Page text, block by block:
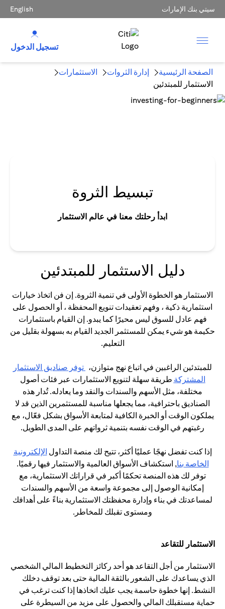
سيتي بنك الإمارات English
تسجيل الدخول
الصفحة الرئيسية إدارة الثروات
الاستثمارات
الاستثمار للمبتدئين
تبسيط الثروة
ابدأ رحلتك معنا في عالم الاستثمار
دليل الاستثمار للمبتدئين
الاستثمار هو الخطوة الأولى في تنمية الثروة. إن فن اتخاذ خيارات
استثمارية ذكية ، وفهم تعقيدات تنويع المحفظة ، أو الحصول على
فهم عادل للسوق ليس محيرًا كما يبدو. إن القيام باستثمارات
حكيمة هو شيء يمكن للمستثمر الجديد القيام به بسهولة بقليل من
التعليم.
للمبتدئين الراغبين في اتباع نهج متوازن، توفر صناديق الاستثمار
المشتركة (opens in a new tab)طريقة سهلة لتنويع الاستثمارات عبر فئات أصول
مختلفة، مثل الأسهم والسندات والنقد وما يعادله. تُدار هذه
الصناديق باحترافية، مما يجعلها مناسبة للمستثمرين الذين قد لا
يملكون الوقت أو الخبرة الكافية لمتابعة الأسواق بشكل فعّال، مع
رغبتهم في الوقت نفسه بتنمية ثرواتهم على المدى الطويل.
إذا كنت تفضل نهجًا عمليًا أكثر، تتيح لك منصة التداول الإلكترونية
الخاصة بنا(opens in a new tab), استكشاف الأسواق العالمية والاستثمار فيها رقميًا.
توفر لك هذه المنصة تحكمًا أكبر في قراراتك الاستثمارية، مع
إمكانية الوصول إلى مجموعة واسعة من الأسهم والسندات
لمساعدتك في بناء وإدارة محفظتك الاستثمارية بناءً على أهدافك
ومستوى تقبلك للمخاطر.
الاستثمار للتقاعد
الاستثمار من أجل التقاعد هو أحد ركائز التخطيط المالي الشخصي
الذي يساعدك على الشعور بالثقة المالية حتى بعد توقف دخلك
النشط. إنها خطوة حاسمة يجب عليك اتخاذها إذا كنت ترغب في
حماية مستقبلك المالي والحصول على مزيد من السيطرة على